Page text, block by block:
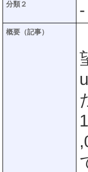
分類２ -
概要（記事）